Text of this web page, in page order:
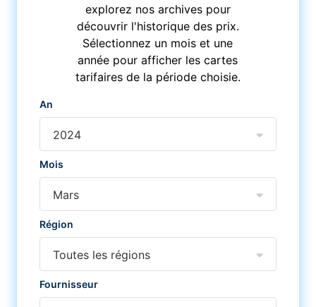
explorez nos archives pour
découvrir l'historique des prix.
Sélectionnez un mois et une
année pour afficher les cartes
tarifaires de la période choisie.
An
2024
Mois
Mars
Région
Toutes les régions
Fournisseur